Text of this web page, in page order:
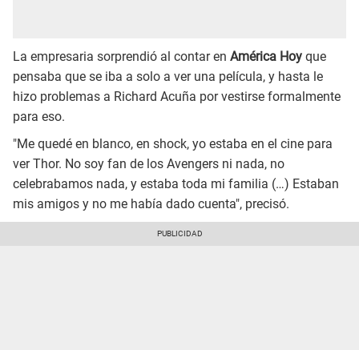
La empresaria sorprendió al contar en América Hoy que
pensaba que se iba a solo a ver una película, y hasta le
hizo problemas a Richard Acuña por vestirse formalmente
para eso.
"Me quedé en blanco, en shock, yo estaba en el cine para
ver Thor. No soy fan de los Avengers ni nada, no
celebrabamos nada, y estaba toda mi familia (…) Estaban
mis amigos y no me había dado cuenta", precisó.